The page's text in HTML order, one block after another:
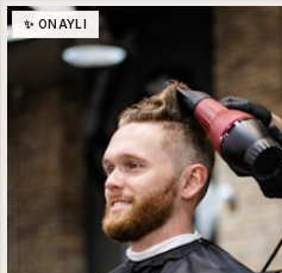
✨ ONAYLI